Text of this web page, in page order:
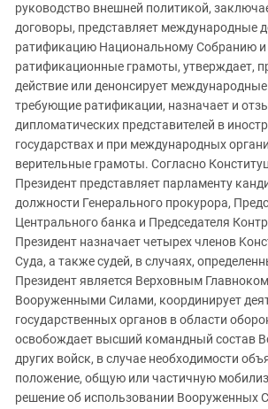
руководство внешней политикой,
договоры, представляет международные
ратификацию Национальному Собранию и
ратификационные грамоты, утверждает,
действие или денонсирует
требующие ратификации, назначает и
дипломатических представителей в
государствах и при международных
верительные грамоты. Согласно
Президент представляет парламенту
должности Генерального прокурора,
Центрального банка и Председателя
Президент назначает четырех членов
Суда, а также судей, в случаях,
Президент является Верховным
Вооруженными Силами, координирует
государственных органов в области
освобождает высший командный состав
других войск, в случае необходимости
положение, общую или частичную
решение об использовании Вооруженных